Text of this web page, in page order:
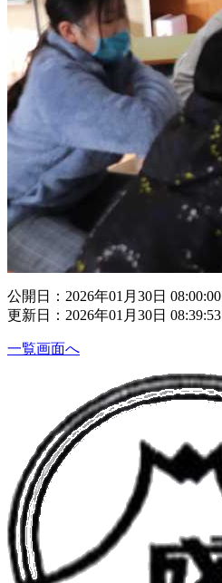
公開日：2026年01月30日 08:00:00
更新日：2026年01月30日 08:39:53
一覧画面へ